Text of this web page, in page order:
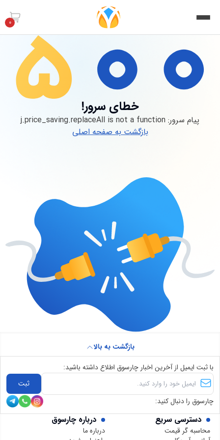
0
خطای سرور!
پیام سرور: j.price_saving.replaceAll is not a function
بازگشت به صفحه اصلی
دسترسی سریع
محاسبه گر قیمت
درباره چارسوق
درباره ما
بازگشت به بالا
با ثبت ایمیل از آخرین اخبار چارسوق اطلاع داشته باشید:
ثبت
چارسوق را دنبال کنید: